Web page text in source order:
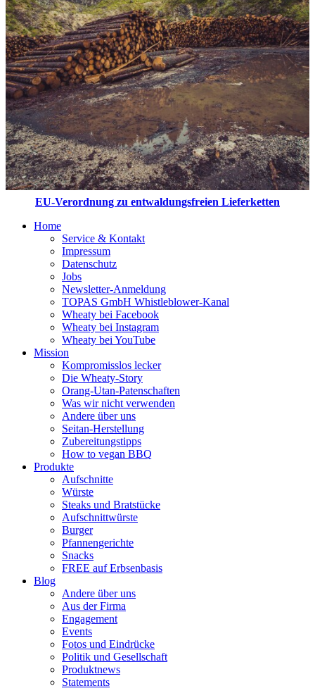
EU-Verordnung zu entwaldungsfreien Lieferketten
Home
Service & Kontakt
Impressum
Datenschutz
Jobs
Newsletter-Anmeldung
TOPAS GmbH Whistleblower-Kanal
Wheaty bei Facebook
Wheaty bei Instagram
Wheaty bei YouTube
Mission
Kompromisslos lecker
Die Wheaty-Story
Orang-Utan-Patenschaften
Was wir nicht verwenden
Andere über uns
Seitan-Herstellung
Zubereitungstipps
How to vegan BBQ
Produkte
Aufschnitte
Würste
Steaks und Bratstücke
Aufschnittwürste
Burger
Pfannengerichte
Snacks
FREE auf Erbsenbasis
Blog
Andere über uns
Aus der Firma
Engagement
Events
Fotos und Eindrücke
Politik und Gesellschaft
Produktnews
Statements